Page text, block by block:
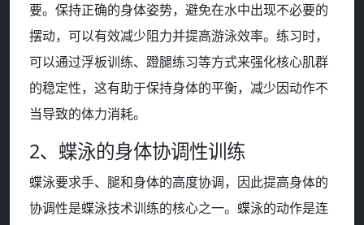
要。保持正确的身体姿势，避免在水中出现不必要的
摆动，可以有效减少阻力并提高游泳效率。练习时，
可以通过浮板训练、蹬腿练习等方式来强化核心肌群
的稳定性，这有助于保持身体的平衡，减少因动作不
当导致的体力消耗。
2、蝶泳的身体协调性训练
蝶泳要求手、腿和身体的高度协调，因此提高身体的
协调性是蝶泳技术训练的核心之一。蝶泳的动作是连